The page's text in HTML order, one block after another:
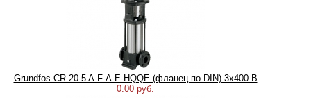
Grundfos CR 20-5 A-F-A-E-HQQE (фланец по DIN) 3х400 В
0.00 руб.